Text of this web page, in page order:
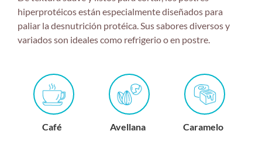
hiperprotéicos están especialmente diseñados para
paliar la desnutrición protéica. Sus sabores diversos y
variados son ideales como refrigerio o en postre.
Café Avellana Caramelo